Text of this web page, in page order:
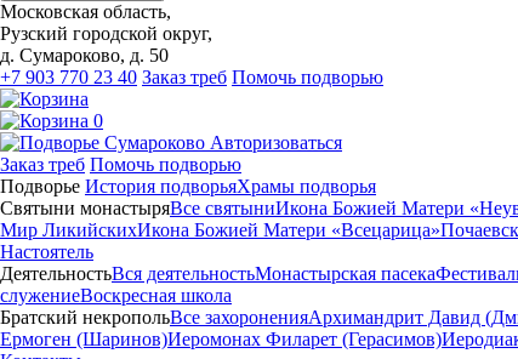
Московская область,
Рузский городской округ,
д. Сумароково, д. 50
+7 903 770 23 40 Заказ треб Помочь подворью
0
Авторизоваться
Заказ треб Помочь подворью
Подворье История подворьяХрамы подворья
Святыни монастыряВсе святыниИкона Божией Матери
Мир ЛикийскихИкона Божией Матери «Всецарица»
Настоятель
ДеятельностьВся деятельностьМонастырская пасека
служениеВоскресная школа
Братский некропольВсе захороненияАрхимандрит Давид
Ермоген (Шаринов)Иеромонах Филарет (Герасимов)